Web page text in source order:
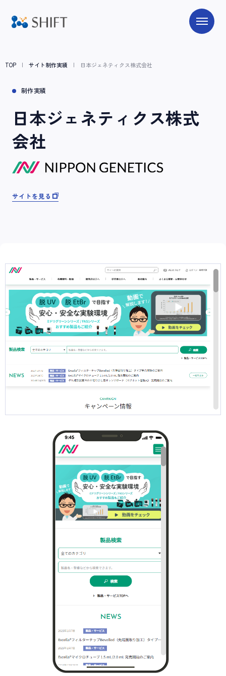
TOP サイト制作実績 日本ジェネティクス株式会社
制作実績
日本ジェネティクス株式
会社
サイトを見る